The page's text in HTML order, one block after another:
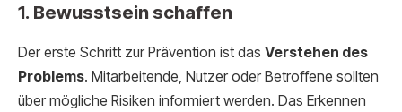
1. Bewusstsein schaffen
Der erste Schritt zur Prävention ist das Verstehen des
Problems. Mitarbeitende, Nutzer oder Betroffene sollten
über mögliche Risiken informiert werden. Das Erkennen